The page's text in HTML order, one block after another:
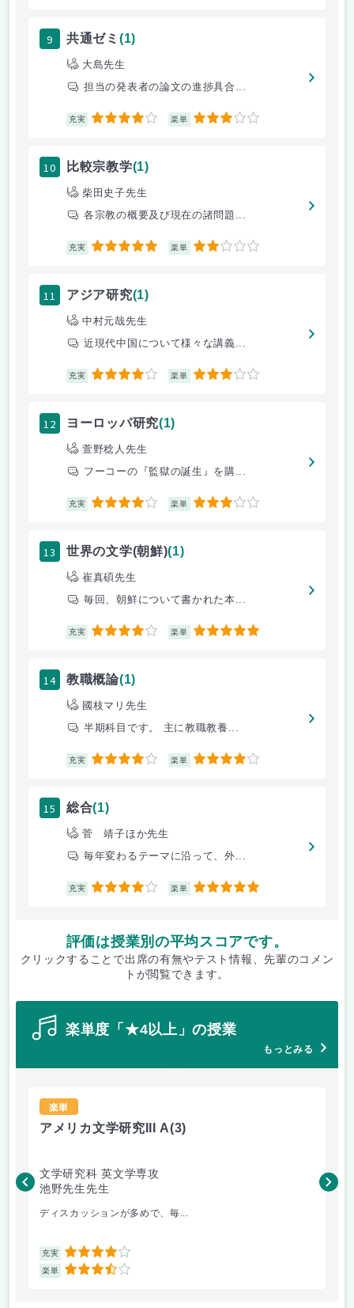
9 共通ゼミ (1)
大島先生
担当の発表者の論文の進捗具合...
充実 4 楽単 3
10 比較宗教学(1)
柴田史子先生
各宗教の概要及び現在の諸問題...
充実 5 楽単 2
11 アジア研究(1)
中村元哉先生
近現代中国について様々な講義...
充実 4 楽単 3
12 ヨーロッパ研究(1)
萱野稔人先生
フーコーの『監獄の誕生』を購...
充実 4 楽単 3
13 世界の文学(朝鮮)(1)
崔真碩先生
毎回、朝鮮について書かれた本...
充実 4 楽単 5
14 教職概論(1)
國枝マリ先生
半期科目です。 主に教職教養...
充実 4 楽単 4
15 総合(1)
菅 靖子ほか先生
毎年変わるテーマに沿って、外...
充実 4 楽単 5
評価は授業別の平均スコアです。
クリックすることで出席の有無やテスト情報、先輩のコメン
トが閲覧できます。
楽単度「★4以上」の授業
もっとみる
楽単
アメリカ文学研究III A(3)
文学研究科 英文学専攻
池野先生先生
ディスカッションが多めで、毎...
充実 4
楽単 3.5
北